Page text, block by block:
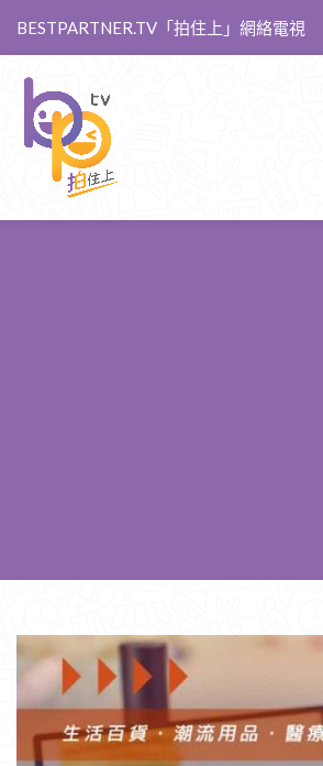
BESTPARTNER.TV「拍住上」網絡電視